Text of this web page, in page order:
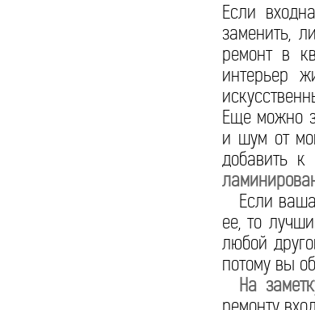
Если
заменить,
ремонт в
интерьер
Еще можно
и шум от
добавить
Если ваша
ее, то
любой
потому вы
На